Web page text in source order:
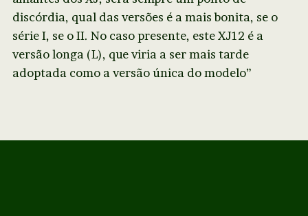
discórdia, qual das versões é a mais bonita, se o
série I, se o II. No caso presente, este XJ12 é a
versão longa (L), que viria a ser mais tarde
adoptada como a versão única do modelo”